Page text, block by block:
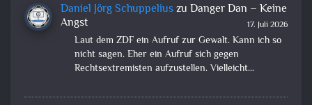
Daniel Jörg Schuppeliuszu Danger Dan – Keine
Angst
17. Juli 2026
Laut dem ZDF ein Aufruf zur Gewalt. Kann ich so
nicht sagen. Eher ein Aufruf sich gegen
Rechtsextremisten aufzustellen. Vielleicht…